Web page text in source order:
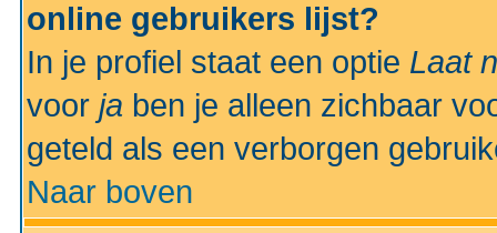
online gebruikers lijst?
In je profiel staat een optie Laat
voor ja ben je alleen zichbaar
geteld als een verborgen
Naar boven